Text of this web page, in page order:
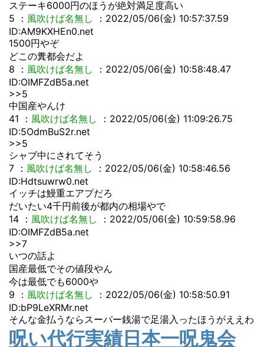
ステーキ6000円のほうが絶対満足度高い
5 ： 風吹けば名無し ：2022/05/06(金) 10:57:37.59
ID:AM9KXHEn0.net
1500円やぞ
どこの糞都会だよ
8 ： 風吹けば名無し ：2022/05/06(金) 10:58:48.47
ID:OIMFZdB5a.net
>>5
中国産やんけ
41 ： 風吹けば名無し ：2022/05/06(金) 11:09:26.75
ID:5OdmBuS2r.net
>>5
シャブ中にされてそう
7 ： 風吹けば名無し ：2022/05/06(金) 10:58:46.56
ID:Hdtsuwrw0.net
イッチは鰻重エアプだろ
だいたい4千円前後が都内の相場やで
14 ： 風吹けば名無し ：2022/05/06(金) 10:59:58.96
ID:OIMFZdB5a.net
>>7
いつの話よ
国産最低でその値段やん
今は最低でも6000や
9 ： 風吹けば名無し ：2022/05/06(金) 10:58:50.91
ID:bP9LeXRMr.net
そんな金払うならスーパー銭湯で足湯入ったほうがええわ
呪い代行実績日本一呪鬼会